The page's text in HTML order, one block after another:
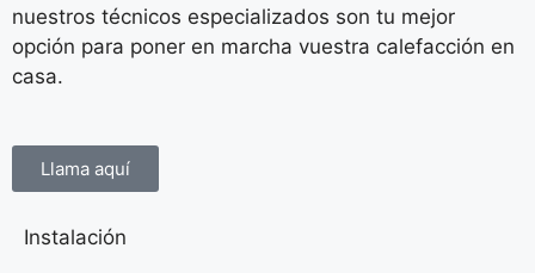
nuestros técnicos especializados son tu mejor
opción para poner en marcha vuestra calefacción en
casa.
Llama aquí
Instalación